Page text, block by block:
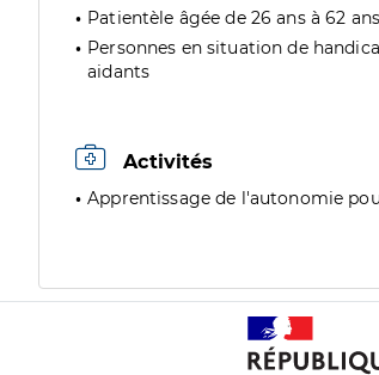
Patientèle âgée de 26 ans à 62 ans
Personnes en situation de
aidants
Activités
Apprentissage de l'autonomie